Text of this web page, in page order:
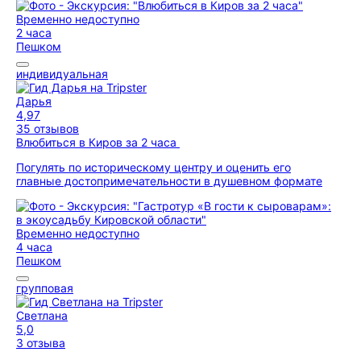
Временно недоступно
2 часа
Пешком
индивидуальная
Дарья
4,97
35 отзывов
Влюбиться в Киров за 2 часа
Погулять по историческому центру и оценить его
главные достопримечательности в душевном формате
Временно недоступно
4 часа
Пешком
групповая
Светлана
5,0
3 отзыва